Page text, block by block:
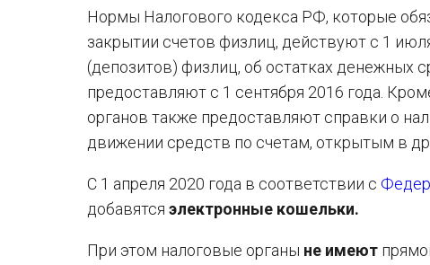
Нормы Налогового кодекса РФ, которые
закрытии счетов физлиц, действуют с 1
(депозитов) физлиц, об остатках денежных
предоставляют с 1 сентября 2016 года.
органов также предоставляют справки о
движении средств по счетам, открытым в
С 1 апреля 2020 года в соответствии с
добавятся электронные кошельки.
При этом налоговые органы не имеют